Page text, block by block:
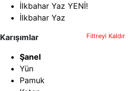
İlkbahar Yaz YENİ!
İlkbahar Yaz
Karışımlar
Filtreyi Kaldır
Şanel
Yün
Pamuk